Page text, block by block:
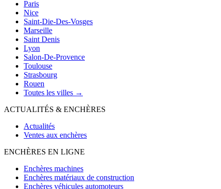
Paris
Nice
Saint-Die-Des-Vosges
Marseille
Saint Denis
Lyon
Salon-De-Provence
Toulouse
Strasbourg
Rouen
Toutes les villes →
ACTUALITÉS & ENCHÈRES
Actualités
Ventes aux enchères
ENCHÈRES EN LIGNE
Enchères machines
Enchères matériaux de construction
Enchères véhicules automoteurs